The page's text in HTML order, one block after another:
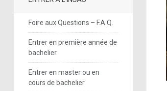
Foire aux Questions – F.A.Q.
Entrer en première année de
bachelier
Entrer en master ou en
cours de bachelier